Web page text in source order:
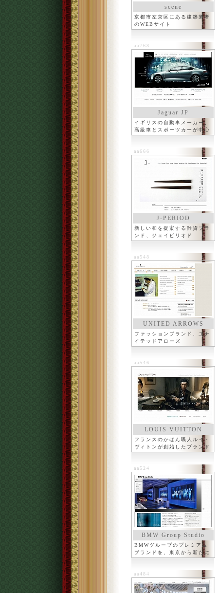
scene
京都市左京区にある建築業者
のWEBサイト
aa768
Jaguar JP
イギリスの自動車メーカー、
高級車とスポーツカーが中心
aa666
J-PERIOD
新しい和を提案する雑貨ブラ
ンド、ジェイピリオド
aa548
UNITED ARROWS
LTD.
ファッションブランド、ユナ
イテッドアローズ
aa546
LOUIS VUITTON
フランスのかばん職人ルイ・
ヴィトンが創始したブランド
aa524
BMW Group Studio
BMWグループのプレミアム
ブランドを、東京から新たに
発信
aa484